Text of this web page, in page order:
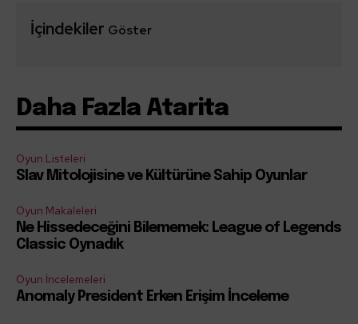
İçindekiler Göster
Daha Fazla Atarita
Oyun Listeleri
Slav Mitolojisine ve Kültürüne Sahip Oyunlar
Oyun Makaleleri
Ne Hissedeceğini Bilememek: League of Legends
Classic Oynadık
Oyun İncelemeleri
Anomaly President Erken Erişim İnceleme